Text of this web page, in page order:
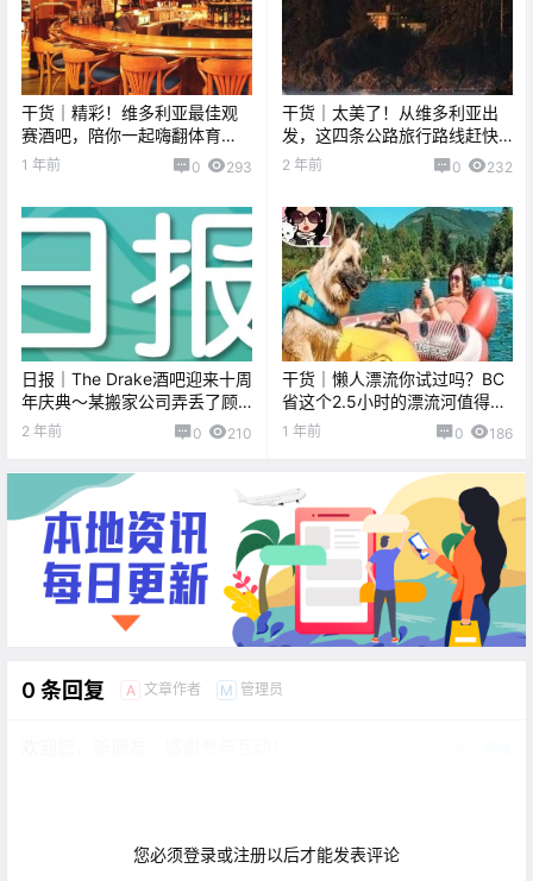
干货｜精彩！维多利亚最佳观
赛酒吧，陪你一起嗨翻体育
季！
1 年前 0 293
干货｜太美了！从维多利亚出
发，这四条公路旅行路线赶快
收藏！
2 年前 0 232
日报｜The Drake酒吧迎来十周
年庆典～某搬家公司弄丢了顾
客的贵重物品。。。
2 年前 0 210
干货｜懒人漂流你试过吗？BC
省这个2.5小时的漂流河值得一
去！
1 年前 0 186
0 条回复 A 文章作者 M 管理员
您必须登录或注册以后才能发表评论